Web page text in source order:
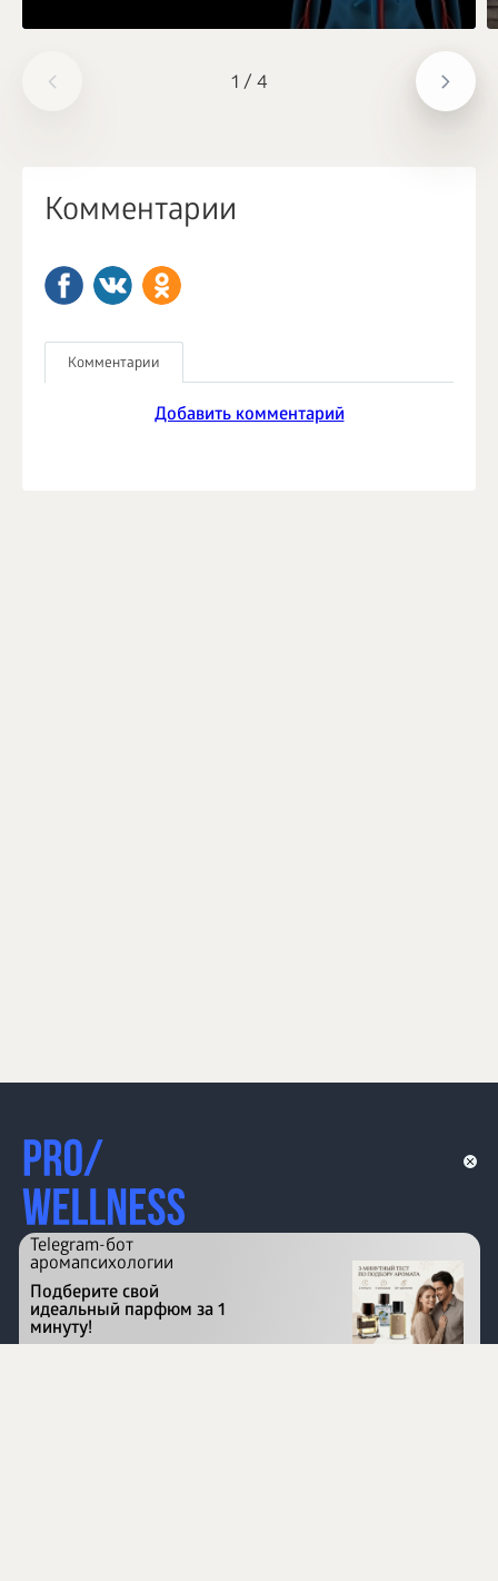
1 / 4
Комментарии
Комментарии
Добавить комментарий
Перейти на сайт
Telegram-бот
аромапсихологии
Подберите свой
идеальный парфюм за 1
минуту!